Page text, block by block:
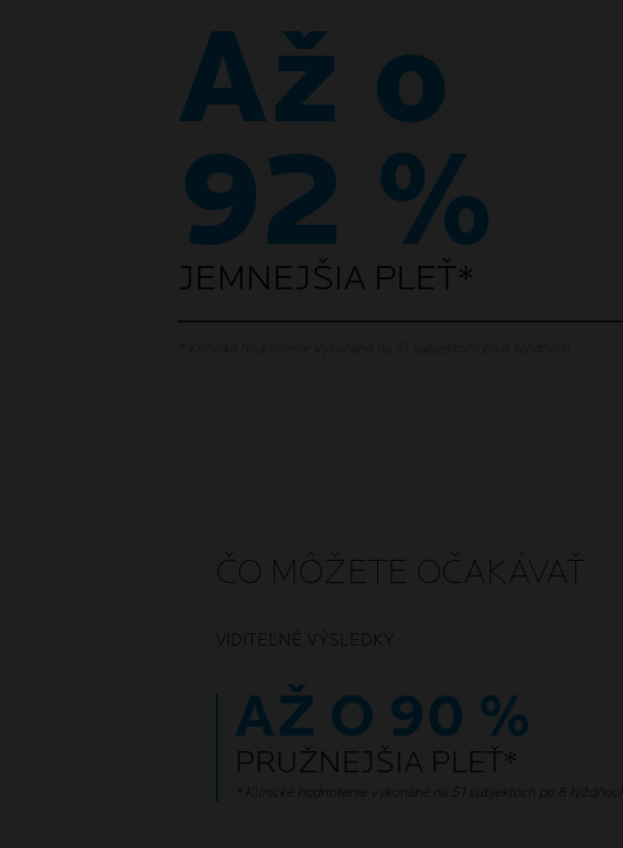
Až o
92 %
JEMNEJŠIA PLEŤ*
ČO MÔŽETE OČAKÁVAŤ
VIDITEĽNÉ VÝSLEDKY
AŽ O 90 %
PRUŽNEJŠIA PLEŤ*
* Klinické hodnotenie vykonané na 51 subjektoch po 8 týždňoch.